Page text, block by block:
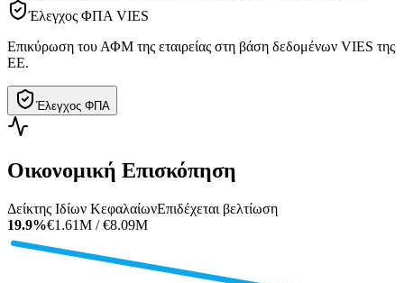
Έλεγχος ΦΠΑ VIES
Επικύρωση του ΑΦΜ της εταιρείας στη βάση δεδομένων VIES της
ΕΕ.
Έλεγχος ΦΠΑ
Οικονομική Επισκόπηση
Δείκτης Ιδίων ΚεφαλαίωνΕπιδέχεται βελτίωση
19.9%€1.61M / €8.09M